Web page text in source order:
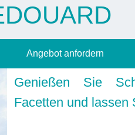
Angebot anfordern
Genießen Sie
Facetten und lassen